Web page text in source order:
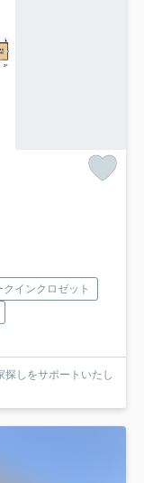
クインクロゼット
しをサポートいたし